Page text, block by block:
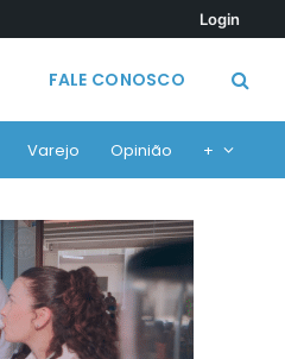
Login
FALE CONOSCO
Varejo Opinião +